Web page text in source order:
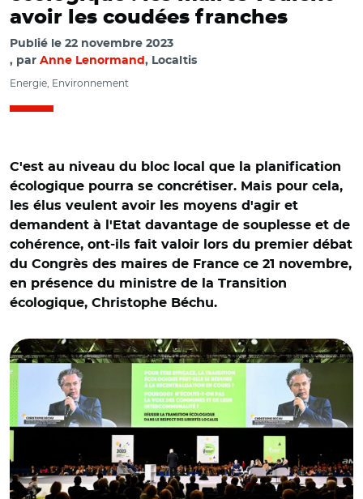
avoir les coudées franches
Publié le 22 novembre 2023
par Anne Lenormand , Localtis
Energie, Environnement
C'est au niveau du bloc local que la planification
écologique pourra se concrétiser. Mais pour cela,
les élus veulent avoir les moyens d'agir et
demandent à l'Etat davantage de souplesse et de
cohérence, ont-ils fait valoir lors du premier débat
du Congrès des maires de France ce 21 novembre,
en présence du ministre de la Transition
écologique, Christophe Béchu.